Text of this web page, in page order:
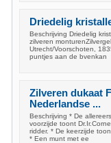
Driedelig
Beschrijving Driedelig
zilveren
Utrecht/Voorschoten,
puntjes aan de bvenkan
Zilveren dukaat
Nederlandse ...
Beschrijving * De
voorzijde toont
ridder. * De keerzijde
* Een munt met ee